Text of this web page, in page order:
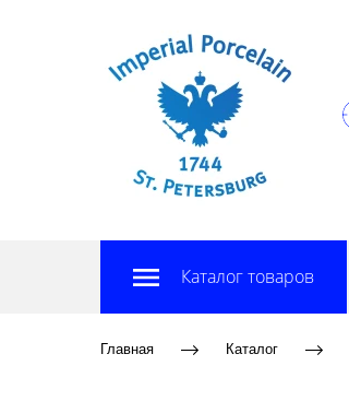
Каталог товаров
Главная Каталог